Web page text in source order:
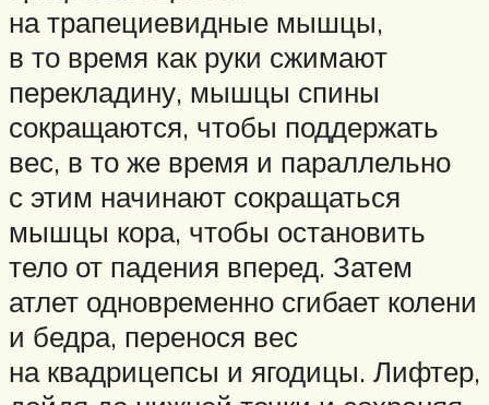
на трапециевидные мышцы,
в то время как руки сжимают
перекладину, мышцы спины
сокращаются, чтобы поддержать
вес, в то же время и параллельно
с этим начинают сокращаться
мышцы кора, чтобы остановить
тело от падения вперед. Затем
атлет одновременно сгибает колени
и бедра, перенося вес
на квадрицепсы и ягодицы. Лифтер,